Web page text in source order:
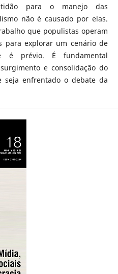
para o manejo das
não é causado por elas.
que populistas operam
para explorar um cenário de
é prévio. É fundamental
e consolidação do
seja enfrentado o debate da